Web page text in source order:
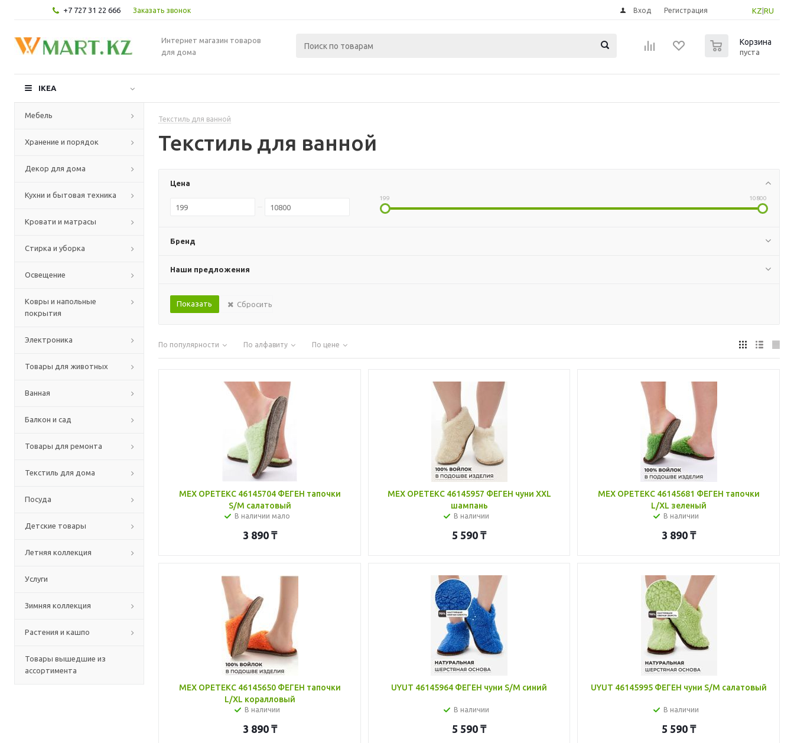
+7 727 31 22 666 Заказать звонок KZ RU
Вход Регистрация
Интернет магазин товаров
для дома
Корзина
пуста
IKEA
Мебель
Хранение и порядок
Декор для дома
Кухни и бытовая техника
Кровати и матрасы
Стирка и уборка
Освещение
Ковры и напольные
покрытия
Электроника
Товары для животных
Ванная
Балкон и сад
Товары для ремонта
Текстиль для дома
Посуда
Детские товары
Летняя коллекция
Услуги
Зимняя коллекция
Растения и кашпо
Товары вышедшие из
ассортимента
Текстиль для ванной
Текстиль для ванной
Цена
199 10800
Бренд
Наши предложения
Сбросить
По популярности По алфавиту По цене
МЕХ ОРЕТЕКС 46145704 ФЕГЕН тапочки
S/M салатовый
В наличии мало
3 890₸
МЕХ ОРЕТЕКС 46145957 ФЕГЕН чуни XXL
шампань
В наличии
5 590 ₸
МЕХ ОРЕТЕКС 46145681 ФЕГЕН тапочки
L/XL зеленый
В наличии
3 890 ₸
МЕХ ОРЕТЕКС 46145650 ФЕГЕН тапочки
L/XL коралловый
В наличии
3 890₸
UYUT 46145964 ФЕГЕН чуни S/M синий
В наличии
5 590 ₸
UYUT 46145995 ФЕГЕН чуни S/M салатовый
В наличии
5 590 ₸